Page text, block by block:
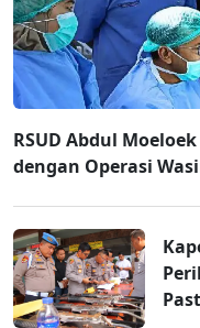
RSUD Abdul
dengan Operasi